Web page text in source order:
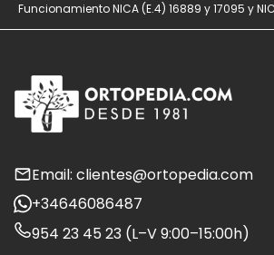
Funcionamiento NICA (E.4) 16889 y 17095 y
Email: clientes@ortopedia.com
+34646086487
954 23 45 23 (L–V 9:00–15:00h)